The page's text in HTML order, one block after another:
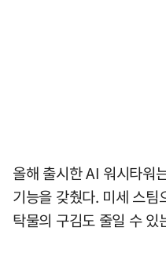
올해 출시한 AI 워시타워
기능을 갖췄다. 미세 스
탁물의 구김도 줄일 수